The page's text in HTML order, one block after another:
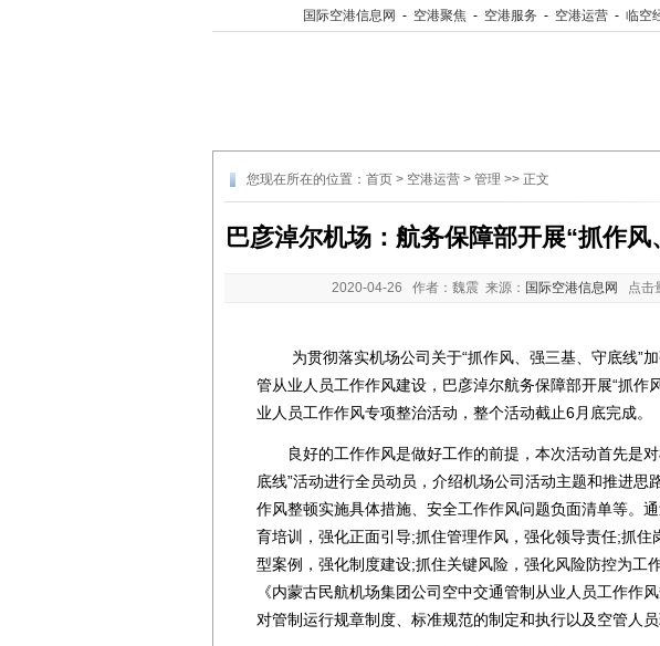
国际空港信息网 - 空港聚焦 - 空港服务 - 空港运营 - 临空
您现在所在的位置： 首页 > 空港运营 > 管理 >> 正文
巴彦淖尔机场：航务保障部开展“抓作
2020-04-26 作者：魏震 来源： 国际空港信息网 点击
为贯彻落实机场公司关于“抓作风、强三基、守底线”加
管从业人员工作作风建设，巴彦淖尔航务保障部开展“抓作
业人员工作作风专项整治活动，整个活动截止6月底完成。
良好的工作作风是做好工作的前提，本次活动首先是对
底线”活动进行全员动员，介绍机场公司活动主题和推进思
作风整顿实施具体措施、安全工作作风问题负面清单等。
育培训，强化正面引导;抓住管理作风，强化领导责任;抓
型案例，强化制度建设;抓住关键风险，强化风险防控为工
《内蒙古民航机场集团公司空中交通管制从业人员工作作
对管制运行规章制度、标准规范的制定和执行以及空管人